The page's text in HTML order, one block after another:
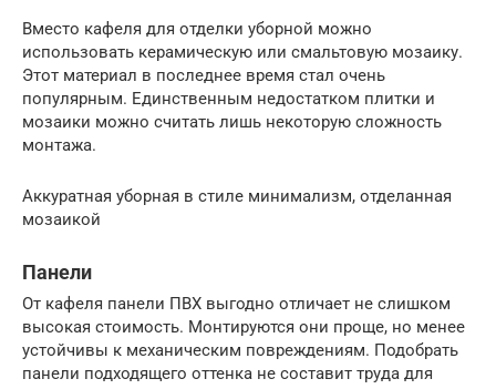
Вместо кафеля для отделки уборной можно
использовать керамическую или смальтовую мозаику.
Этот материал в последнее время стал очень
популярным. Единственным недостатком плитки и
мозаики можно считать лишь некоторую сложность
монтажа.
Аккуратная уборная в стиле минимализм, отделанная
мозаикой
Панели
От кафеля панели ПВХ выгодно отличает не слишком
высокая стоимость. Монтируются они проще, но менее
устойчивы к механическим повреждениям. Подобрать
панели подходящего оттенка не составит труда для